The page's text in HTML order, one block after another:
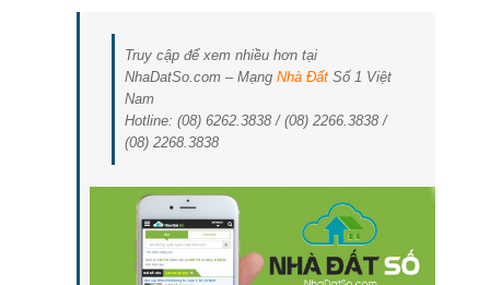
Truy cập để xem nhiều hơn tại
NhaDatSo.com – Mạng Nhà Đất Số 1 Việt
Nam
Hotline: (08) 6262.3838 / (08) 2266.3838 /
(08) 2268.3838